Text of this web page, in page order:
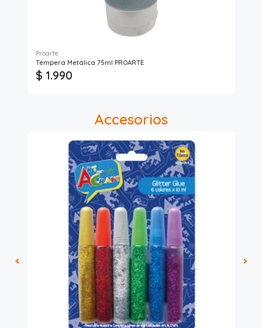
Proarte
Témpera Metálica 75ml PROARTE
$ 1.990
Accesorios